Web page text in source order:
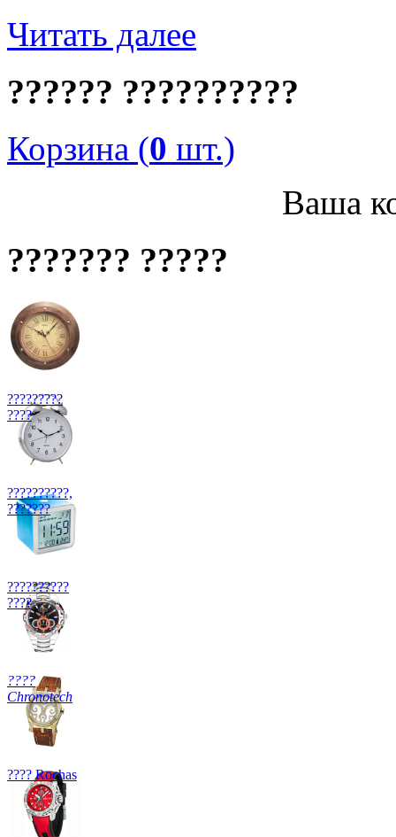
Читать далее
?????? ??????????
Корзина (0 шт.)
Ваша
??????? ?????
?????????
????
??????????,
???????
??????????
????
????
Chronotech
???? Rochas